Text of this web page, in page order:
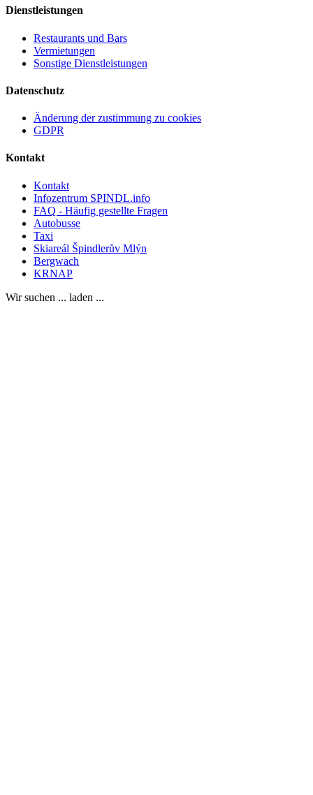
Dienstleistungen
Restaurants und Bars
Vermietungen
Sonstige Dienstleistungen
Datenschutz
Änderung der zustimmung zu cookies
GDPR
Kontakt
Kontakt
Infozentrum SPINDL.info
FAQ - Häufig gestellte Fragen
Autobusse
Taxi
Skiareál Špindlerův Mlýn
Bergwach
KRNAP
Wir suchen ... laden ...